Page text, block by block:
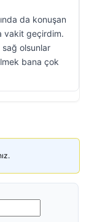
da konuşan
vakit geçirdim.
olsunlar
bana çok